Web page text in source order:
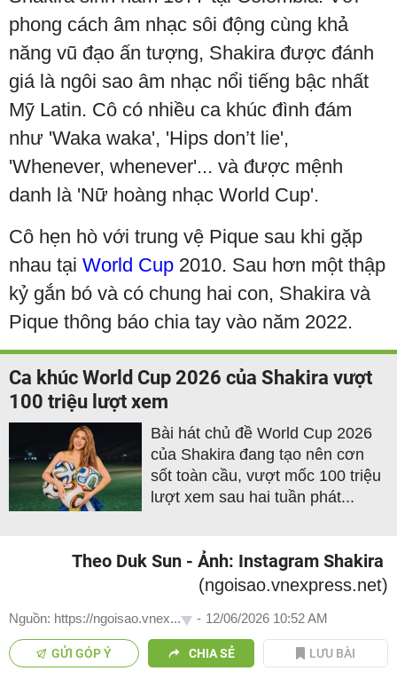
phong cách âm nhạc sôi động cùng khả
năng vũ đạo ấn tượng, Shakira được đánh
giá là ngôi sao âm nhạc nổi tiếng bậc nhất
Mỹ Latin. Cô có nhiều ca khúc đình đám
như 'Waka waka', 'Hips don’t lie',
'Whenever, whenever'... và được mệnh
danh là 'Nữ hoàng nhạc World Cup'.
Cô hẹn hò với trung vệ Pique sau khi gặp
nhau tại World Cup 2010. Sau hơn một thập
kỷ gắn bó và có chung hai con, Shakira và
Pique thông báo chia tay vào năm 2022.
Ca khúc World Cup 2026 của Shakira vượt
100 triệu lượt xem
Bài hát chủ đề World Cup 2026
của Shakira đang tạo nên cơn
sốt toàn cầu, vượt mốc 100 triệu
lượt xem sau hai tuần phát...
Theo Duk Sun - Ảnh: Instagram Shakira
(ngoisao.vnexpress.net)
Nguồn: https://ngoisao.vnex... - 12/06/2026 10:52 AM
GỬI GÓP Ý CHIA SẺ LƯU BÀI